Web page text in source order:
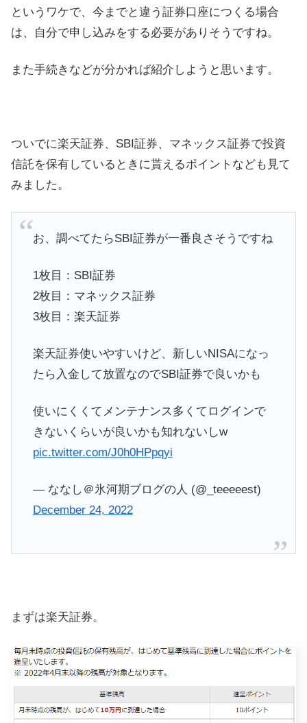
というワケで、今までと違う証券口座につくる場合
は、自分で申し込みをする必要がありそうですね。
また手続きなどが分かれば紹介しようと思います。
ついでに楽天証券、SBI証券、マネックス証券で投資
信託を保有しているときに貰えるポイントなども見て
みました。
お、調べてたらSBI証券が一番良さそうですね
1枚目：SBI証券
2枚目：マネックス証券
3枚目：楽天証券
楽天証券使いやすいけど、新しいNISAになっ
たら入金して放置なのでSBI証券で良いかも
使いにくくてメンテナンス多くてログインで
きないくらいが良いかも知れないしw
pic.twitter.com/J0h0HPpqyi
— ななし＠氷河期ブログの人 (@_teeeeest)
December 24, 2022
まずは楽天証券。